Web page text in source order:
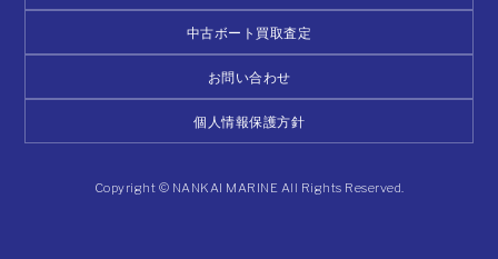
中古ボート買取査定
お問い合わせ
個人情報保護方針
Copyright © NANKAI MARINE All Rights Reserved.